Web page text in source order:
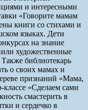
и интересными
«Говорите мамам
книги со стихами и
языках. Дети
на знание
художественные
библиотекарь
о своих мамах и
признаний «Мама,
«Сделаем сами
смастерить в
и сердечко в